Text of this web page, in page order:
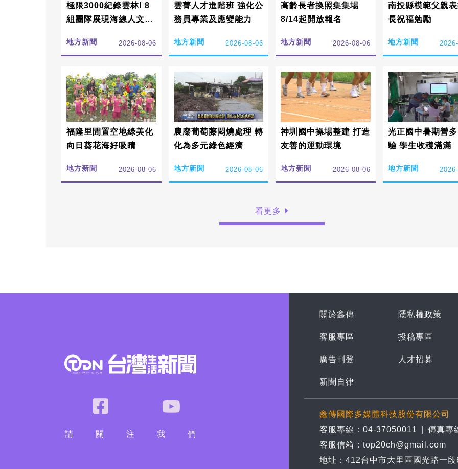
極限3000紀錄雲林! 8
組團隊展現海線人文特
地方新聞 2026-08-06
雲菁人才進階班 強化公
務員專業及應變能力
地方新聞 2026-08-06
高齡長者換照集集場
8/14起開放報名
地方新聞 2026-08-06
南投縣模範父親
長祝福勉勵
地方新聞
福隆里閒置空地綠美化
向日葵花海好吸睛
地方新聞 2026-08-06
農廢葡萄藤悶燒處理 轉
化為多元綠色經濟
地方新聞 2026-08-06
神圳國中操場整建 打造
友善的運動環境
地方新聞 2026-08-06
光正國中暑期營
驗 學生收穫滿滿
地方新聞
看更多
請 關 注 我 們
關於鑫傳 隱私權政策
客服專區 投稿專區
廣告刊登 人才招募
新聞自律
鑫傳國際多媒體科技股份有限公司
客服專線：04-37050011
傳真專
客服信箱：top20ch@gmail.com
地址：412台中市大里區國光路一